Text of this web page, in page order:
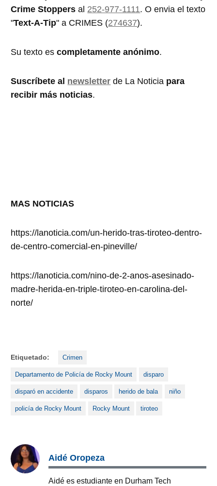
Crime Stoppers al 252-977-1111. O envia el texto
"Text-A-Tip" a CRIMES (274637).
Su texto escompletamente anónimo.
Suscríbete al newsletter de La Noticia para
recibir más noticias.
MAS NOTICIAS
https://lanoticia.com/un-herido-tras-tiroteo-dentro-
de-centro-comercial-en-pineville/
https://lanoticia.com/nino-de-2-anos-asesinado-
madre-herida-en-triple-tiroteo-en-carolina-del-
norte/
Etiquetado: Crimen
Departamento de Policía de Rocky Mount disparo
disparó en accidente disparos herido de bala niño
policía de Rocky Mount Rocky Mount tiroteo
Aidé Oropeza
Aidé es estudiante en Durham Tech